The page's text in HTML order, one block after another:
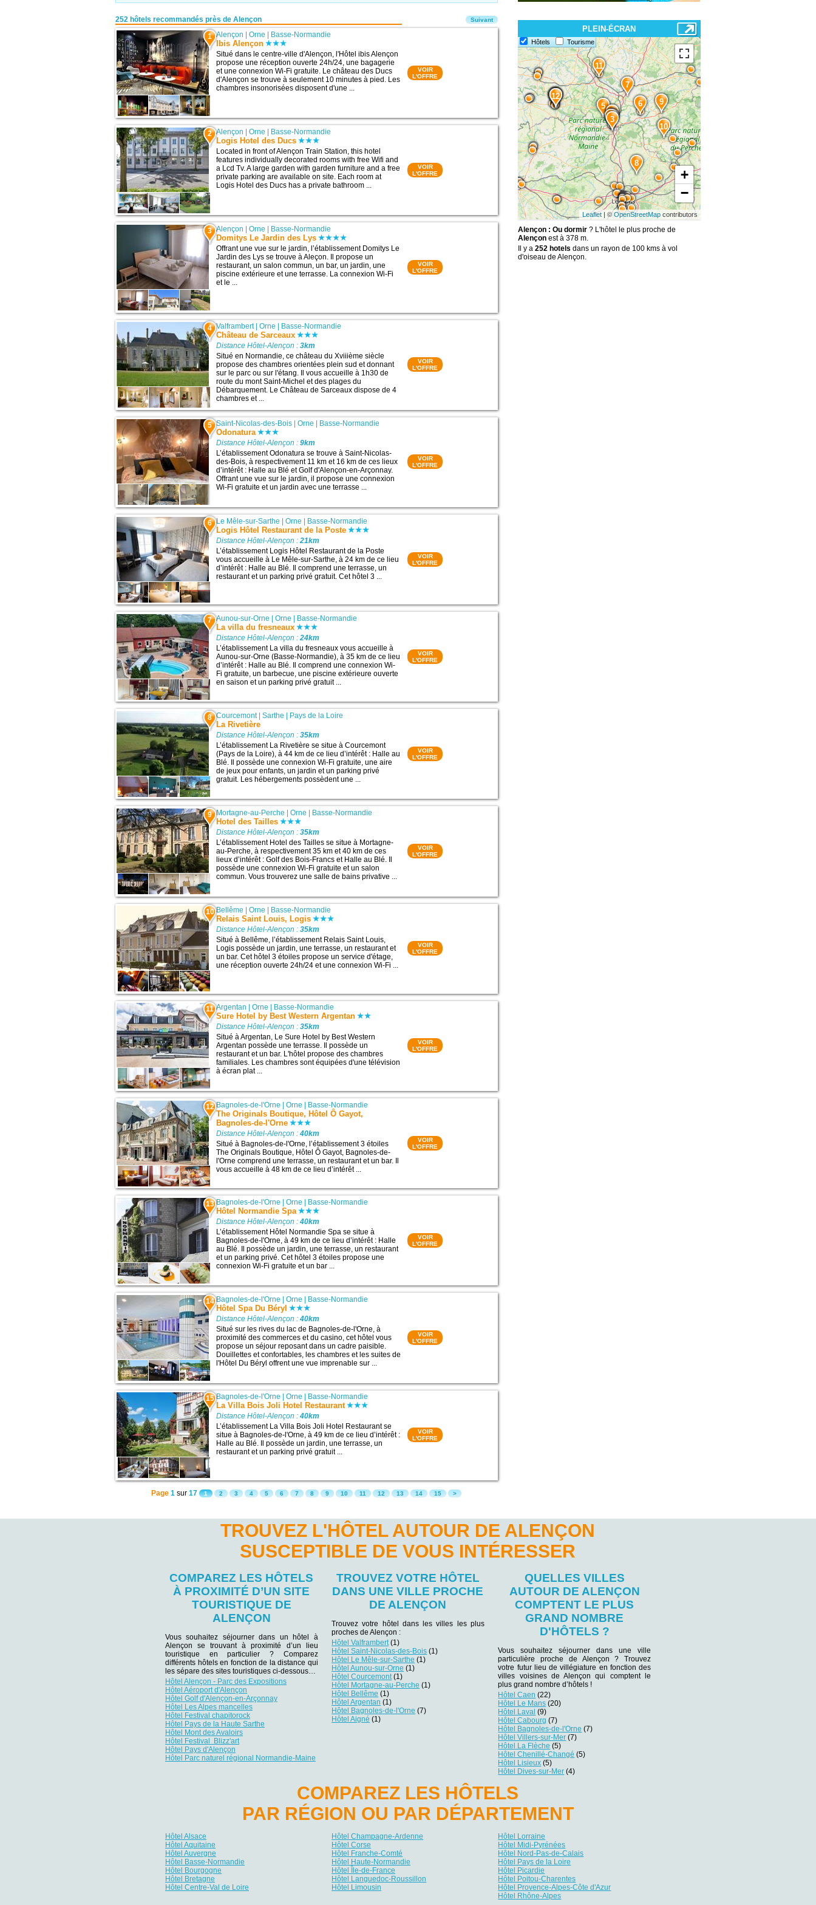
252 hôtels recommandés près de Alençon
1 Alençon |Orne | Basse-Normandie
Ibis Alençon
Situé dans le centre-ville d'Alençon, l'Hôtel ibis Alençon
propose une réception ouverte 24h/24, une bagagerie
et une connexion Wi-Fi gratuite. Le château des Ducs
d'Alençon se trouve à seulement 10 minutes à pied. Les
chambres insonorisées disposent d'une ...
VOIR
L'OFFRE
2 Alençon |Orne | Basse-Normandie
Logis Hotel des Ducs
Located in front of Alençon Train Station, this hotel
features individually decorated rooms with free Wifi and
a Lcd Tv. A large garden with garden furniture and a free
private parking are available on site. Each room at
Logis Hotel des Ducs has a private bathroom ...
VOIR
L'OFFRE
3 Alençon |Orne Basse-Normandie
Domitys Le Jardin des Lys
Offrant une vue sur le jardin, l’établissement Domitys Le
Jardin des Lys se trouve à Aleçon. Il propose un
restaurant, un salon commun, un bar, un jardin, une
piscine extérieure et une terrasse. La connexion Wi-Fi
et le ...
VOIR
L'OFFRE
4 Valframbert|Orne Basse-Normandie
Château de Sarceaux
Distance Hôtel-Alençon :3km
Situé en Normandie, ce château du Xviiième siècle
propose des chambres orientées plein sud et donnant
sur le parc ou sur l'étang. Il vous accueille à 1h30 de
route du mont Saint-Michel et des plages du
Débarquement. Le Château de Sarceaux dispose de 4
chambres et ...
VOIR
L'OFFRE
5 Saint-Nicolas-des-Bois |Orne Basse-Normandie
Odonatura
Distance Hôtel-Alençon :9km
L’établissement Odonatura se trouve à Saint-Nicolas-
des-Bois, à respectivement 11 km et 16 km de ces lieux
d’intérêt : Halle au Blé et Golf d'Alençon-en-Arçonnay.
Offrant une vue sur le jardin, il propose une connexion
Wi-Fi gratuite et un jardin avec une terrasse ...
VOIR
L'OFFRE
6 Le Mêle-sur-Sarthe |Orne | Basse-Normandie
Logis Hôtel Restaurant de la Poste
Distance Hôtel-Alençon :21km
L’établissement Logis Hôtel Restaurant de la Poste
vous accueille à Le Mêle-sur-Sarthe, à 24 km de ce lieu
d’intérêt : Halle au Blé. Il comprend une terrasse, un
restaurant et un parking privé gratuit. Cet hôtel 3 ...
VOIR
L'OFFRE
7 Aunou-sur-Orne |Orne | Basse-Normandie
La villa du fresneaux
Distance Hôtel-Alençon :24km
L’établissement La villa du fresneaux vous accueille à
Aunou-sur-Orne (Basse-Normandie), à 35 km de ce lieu
d’intérêt : Halle au Blé. Il comprend une connexion Wi-
Fi gratuite, un barbecue, une piscine extérieure ouverte
en saison et un parking privé gratuit ...
VOIR
L'OFFRE
8 Courcemont|Sarthe | Pays de la Loire
La Rivetière
Distance Hôtel-Alençon :35km
L’établissement La Rivetière se situe à Courcemont
(Pays de la Loire), à 44 km de ce lieu d’intérêt : Halle au
Blé. Il possède une connexion Wi-Fi gratuite, une aire
de jeux pour enfants, un jardin et un parking privé
gratuit. Les hébergements possèdent une ...
VOIR
L'OFFRE
9 Mortagne-au-Perche |Orne Basse-Normandie
Hotel des Tailles
Distance Hôtel-Alençon :35km
L’établissement Hotel des Tailles se situe à Mortagne-
au-Perche, à respectivement 35 km et 40 km de ces
lieux d’intérêt : Golf des Bois-Francs et Halle au Blé. Il
possède une connexion Wi-Fi gratuite et un salon
commun. Vous trouverez une salle de bains privative ...
VOIR
L'OFFRE
10 Bellême |Orne Basse-Normandie
Relais Saint Louis, Logis
Distance Hôtel-Alençon :35km
Situé à Bellême, l’établissement Relais Saint Louis,
Logis possède un jardin, une terrasse, un restaurant et
un bar. Cet hôtel 3 étoiles propose un service d'étage,
une réception ouverte 24h/24 et une connexion Wi-Fi ...
VOIR
L'OFFRE
11 Argentan |Orne Basse-Normandie
Sure Hotel by Best Western Argentan
Distance Hôtel-Alençon :35km
Situé à Argentan, Le Sure Hotel by Best Western
Argentan possède une terrasse. Il possède un
restaurant et un bar. L'hôtel propose des chambres
familiales. Les chambres sont équipées d'une télévision
à écran plat ...
VOIR
L'OFFRE
12 Bagnoles-de-l'Orne |Orne | Basse-Normandie
The Originals Boutique, Hôtel Ô Gayot,
Bagnoles-de-l'Orne
Distance Hôtel-Alençon :40km
Situé à Bagnoles-de-l'Orne, l’établissement 3 étoiles
The Originals Boutique, Hôtel Ô Gayot, Bagnoles-de-
l'Orne comprend une terrasse, un restaurant et un bar. Il
vous accueille à 48 km de ce lieu d’intérêt ...
VOIR
L'OFFRE
13 Bagnoles-de-l'Orne |Orne | Basse-Normandie
Hôtel Normandie Spa
Distance Hôtel-Alençon :40km
L’établissement Hôtel Normandie Spa se situe à
Bagnoles-de-l'Orne, à 49 km de ce lieu d’intérêt : Halle
au Blé. Il possède un jardin, une terrasse, un restaurant
et un parking privé. Cet hôtel 3 étoiles propose une
connexion Wi-Fi gratuite et un bar ...
VOIR
L'OFFRE
14 Bagnoles-de-l'Orne |Orne Basse-Normandie
Hôtel Spa Du Béryl
Distance Hôtel-Alençon :40km
Situé sur les rives du lac de Bagnoles-de-l'Orne, à
proximité des commerces et du casino, cet hôtel vous
propose un séjour reposant dans un cadre paisible.
Douillettes et confortables, les chambres et les suites de
l'Hôtel Du Béryl offrent une vue imprenable sur ...
VOIR
L'OFFRE
15 Bagnoles-de-l'Orne |Orne Basse-Normandie
La Villa Bois Joli Hotel Restaurant
Distance Hôtel-Alençon :40km
L’établissement La Villa Bois Joli Hotel Restaurant se
situe à Bagnoles-de-l'Orne, à 49 km de ce lieu d’intérêt :
Halle au Blé. Il possède un jardin, une terrasse, un
restaurant et un parking privé gratuit ...
VOIR
L'OFFRE
Suivant
Page 1 sur17 1 2 3 4 5 6 7 8 9 10 11 12 13 14 15 >
PLEIN-ÉCRAN
Hôtels Tourisme
15
14
13
12
11
10
9
8
7
6
5
4
3
2
1
+
−
Leaflet | ©OpenStreetMap contributors
Alençon : Ou dormir? L'hôtel le plus proche de
Alençonest à 378 m.
Il y a 252 hotels dans un rayon de 100 kms à vol
d'oiseau de Alençon.
TROUVEZ L'HÔTEL AUTOUR DE ALENÇON
SUSCEPTIBLE DE VOUS INTÉRESSER
COMPAREZ LES HÔTELS
À PROXIMITÉ D’UN SITE
TOURISTIQUE DE
ALENÇON
Vous souhaitez séjourner dans un hôtel à
Alençon se trouvant à proximité d’un lieu
touristique en particulier ? Comparez
différents hôtels en fonction de la distance qui
les sépare des sites touristiques ci-dessous…
Hôtel Alençon - Parc des Expositions
Hôtel Aéroport d'Alençon
Hôtel Golf d'Alençon-en-Arçonnay
Hôtel Les Alpes mancelles
Hôtel Festival chapitorock
Hôtel Pays de la Haute Sarthe
Hôtel Mont des Avaloirs
Hôtel Festival Blizz'art
Hôtel Pays d'Alençon
Hôtel Parc naturel régional Normandie-Maine
TROUVEZ VOTRE HÔTEL
DANS UNE VILLE PROCHE
DE ALENÇON
Trouvez votre hôtel dans les villes les plus
proches de Alençon :
Hôtel Valframbert (1)
Hôtel Saint-Nicolas-des-Bois (1)
Hôtel Le Mêle-sur-Sarthe (1)
Hôtel Aunou-sur-Orne (1)
Hôtel Courcemont (1)
Hôtel Mortagne-au-Perche (1)
Hôtel Bellême (1)
Hôtel Argentan (1)
Hôtel Bagnoles-de-l'Orne (7)
Hôtel Aigné (1)
QUELLES VILLES
AUTOUR DE ALENÇON
COMPTENT LE PLUS
GRAND NOMBRE
D'HÔTELS ?
Vous souhaitez séjourner dans une ville
particulière proche de Alençon ? Trouvez
votre futur lieu de villégiature en fonction des
villes voisines de Alençon qui comptent le
plus grand nombre d’hôtels !
Hôtel Caen (22)
Hôtel Le Mans (20)
Hôtel Laval (9)
Hôtel Cabourg (7)
Hôtel Bagnoles-de-l'Orne (7)
Hôtel Villers-sur-Mer (7)
Hôtel La Flèche (5)
Hôtel Chenillé-Changé (5)
Hôtel Lisieux (5)
Hôtel Dives-sur-Mer (4)
COMPAREZ LES HÔTELS
PAR RÉGION OU PAR DÉPARTEMENT
Hôtel Alsace
Hôtel Aquitaine
Hôtel Auvergne
Hôtel Basse-Normandie
Hôtel Bourgogne
Hôtel Bretagne
Hôtel Centre-Val de Loire
Hôtel Champagne-Ardenne
Hôtel Corse
Hôtel Franche-Comté
Hôtel Haute-Normandie
Hôtel Île-de-France
Hôtel Languedoc-Roussillon
Hôtel Limousin
Hôtel Lorraine
Hôtel Midi-Pyrénées
Hôtel Nord-Pas-de-Calais
Hôtel Pays de la Loire
Hôtel Picardie
Hôtel Poitou-Charentes
Hôtel Provence-Alpes-Côte d'Azur
Hôtel Rhône-Alpes